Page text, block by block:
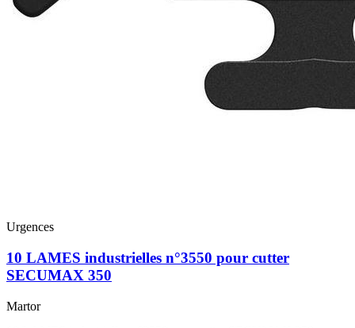
Urgences
10 LAMES industrielles n°3550 pour cutter
SECUMAX 350
Martor